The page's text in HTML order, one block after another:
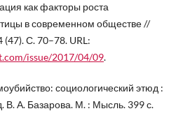
как факторы роста
в современном обществе //
С. 70–78. URL:
issue/2017/04/09.
социологический этюд :
В. А. Базарова. М. : Мысль. 399 с.